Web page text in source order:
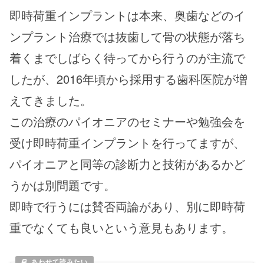
即時荷重インプラントは本来、奥歯などのイ
ンプラント治療では抜歯して骨の状態が落ち
着くまでしばらく待ってから行うのが主流で
したが、2016年頃から採用する歯科医院が増
えてきました。
この治療のパイオニアのセミナーや勉強会を
受け即時荷重インプラントを行ってますが、
パイオニアと同等の診断力と技術があるかど
うかは別問題です。
即時で行うには賛否両論があり、別に即時荷
重でなくても良いという意見もあります。